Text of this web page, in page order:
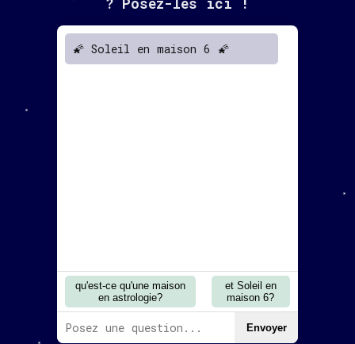
🌠 Soleil en maison 6 🌠
qu'est-ce qu'une maison
en astrologie?
et Soleil en
maison 6?
Envoyer